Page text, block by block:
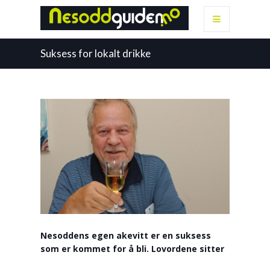
Suksess for lokalt drikke
Nesoddens egen akevitt er en suksess
som er kommet for å bli. Lovordene sitter